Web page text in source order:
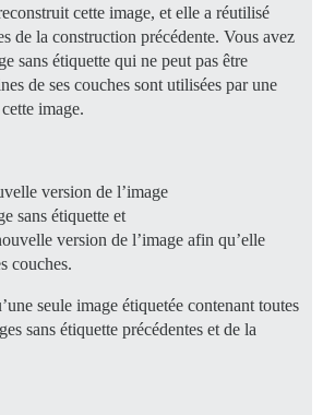
cette image, et elle a réutilisé
de la construction précédente. Vous avez
sans étiquette qui ne peut pas être
de ses couches sont utilisées par une
image.
version de l’image
sans étiquette et
version de l’image afin qu’elle
couches.
seule image étiquetée contenant toutes
sans étiquette précédentes et de la